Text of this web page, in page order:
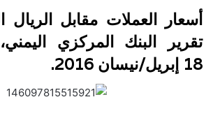
أسعار العملات مقابل
تقرير البنك المركزي
18 إبريل/نيسان 2016.